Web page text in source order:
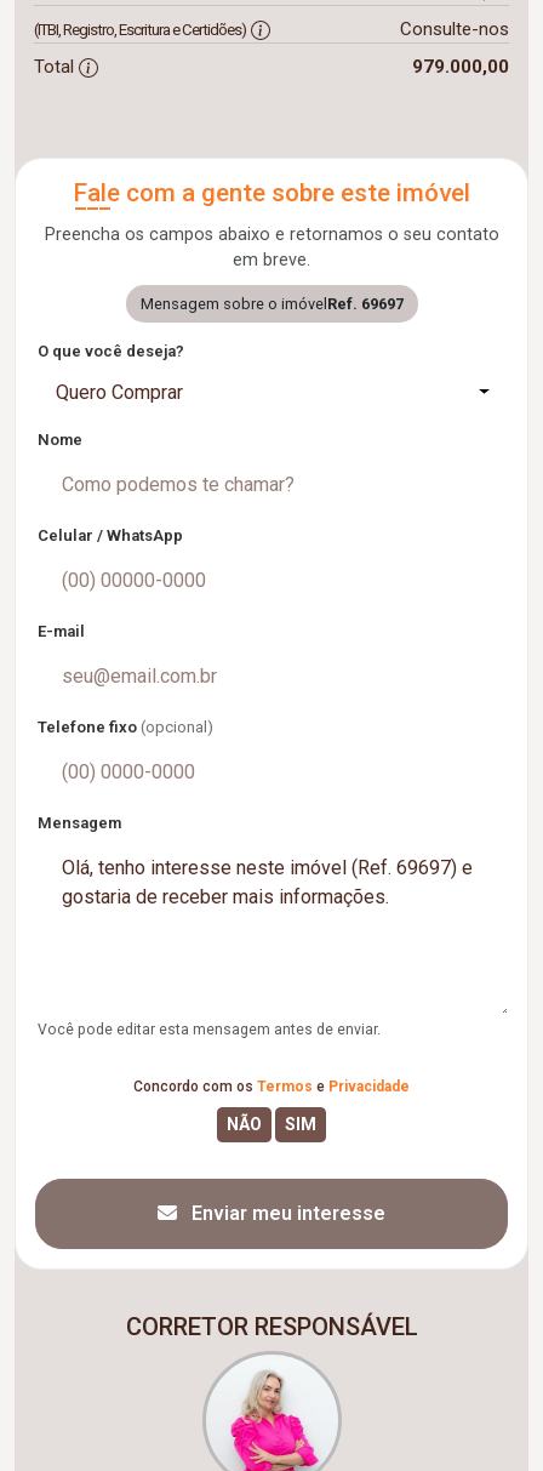
(ITBI, Registro, Escritura e Certidões)
Consulte-nos
Total
979.000,00
Fale com a gente sobre este imóvel
Preencha os campos abaixo e retornamos o seu contato
em breve.
Mensagem sobre o imóvelRef. 69697
O que você deseja?
Quero Comprar
Nome
Celular / WhatsApp
E-mail
Telefone fixo (opcional)
Mensagem
Você pode editar esta mensagem antes de enviar.
Concordo com os Termos e Privacidade
Enviar meu interesse
CORRETOR RESPONSÁVEL